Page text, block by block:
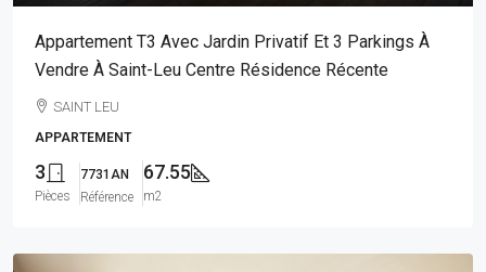
Appartement T3 Avec Jardin Privatif Et 3 Parkings À
Vendre À Saint-Leu Centre Résidence Récente
SAINT LEU
APPARTEMENT
3
Pièces
7731AN
Référence
67.55
m2